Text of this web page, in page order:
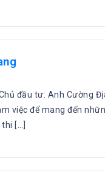
đầu tư: Anh Cường
việc để mang đến
[…]